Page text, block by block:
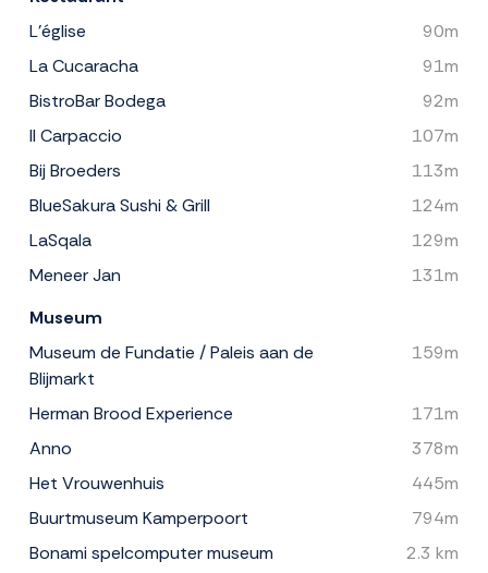
L’église
90m
La Cucaracha
91m
BistroBar Bodega
92m
Il Carpaccio
107m
Bij Broeders
113m
BlueSakura Sushi & Grill
124m
LaSqala
129m
Meneer Jan
131m
Museum
Museum de Fundatie / Paleis aan de
Blijmarkt
159m
Herman Brood Experience
171m
Anno
378m
Het Vrouwenhuis
445m
Buurtmuseum Kamperpoort
794m
Bonami spelcomputer museum
2.3 km